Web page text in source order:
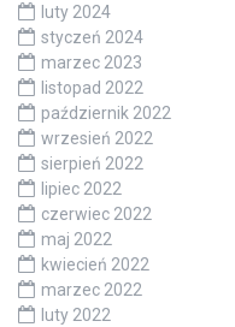
luty 2024
styczeń 2024
marzec 2023
listopad 2022
październik 2022
wrzesień 2022
sierpień 2022
lipiec 2022
czerwiec 2022
maj 2022
kwiecień 2022
marzec 2022
luty 2022